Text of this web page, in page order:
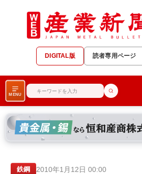
DIGITAL版 読者専用ページ
MENU
鉄鋼 2010年1月12日 00:00